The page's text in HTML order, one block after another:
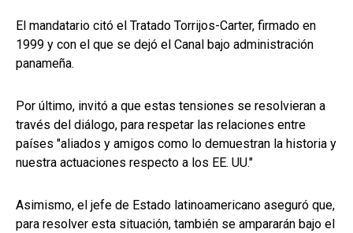
El mandatario citó el Tratado Torrijos-Carter, firmado en
1999 y con el que se dejó el Canal bajo administración
panameña.
Por último, invitó a que estas tensiones se resolvieran a
través del diálogo, para respetar las relaciones entre
países "aliados y amigos como lo demuestran la historia y
nuestra actuaciones respecto a los EE. UU."
Asimismo, el jefe de Estado latinoamericano aseguró que,
para resolver esta situación, también se ampararán bajo el